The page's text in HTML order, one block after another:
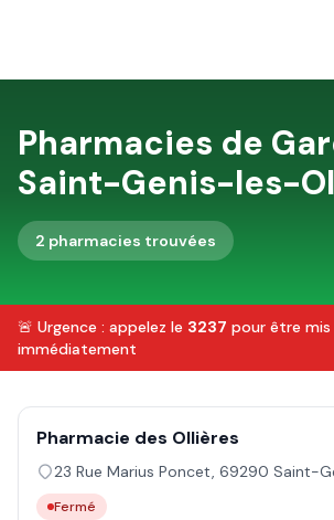
Pharmacies de
Saint-Genis-les-
2 pharmacies trouvées
🚨 Urgence : appelez le 3237 pour être
immédiatement
Pharmacie des Ollières
23 Rue Marius Poncet, 69290 Saint-
Fermé